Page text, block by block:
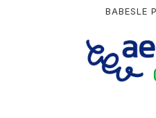
BABESLE